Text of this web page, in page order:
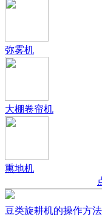
弥雾机
大棚卷帘机
熏地机
豆类旋耕机的操作方法